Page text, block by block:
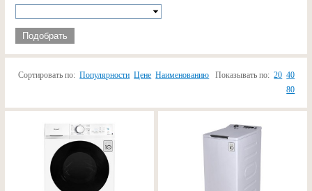
Подобрать
Сортировать по: Популярности Цене Наименованию Показывать по: 20 40
80